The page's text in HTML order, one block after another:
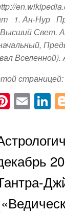
1. Ан-Нур
Свет.
страницей:
Pi
er
e
st
E
ail
Li
k
e
dI
n